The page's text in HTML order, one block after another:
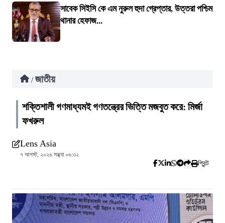
সাবেক সিইসি কে এম নুরুল হুদা গ্রেপ্তার, উত্তরা পশ্চিম
থানার হেফাজ...
/ জাতীয়
শক্তিশালী গণমাধ্যমই গণতন্ত্রের ভিত্তি মজবুত করে: মির্জা
ফখরুল
Lens Asia
৭ আগস্ট, ২০২৬ সন্ধ্যা ০৬:৩২
প্রিন্ট